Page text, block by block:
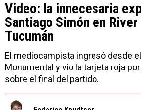
Video: la innecesaria
Santiago Simón en
Tucumán
El mediocampista ingresó desde
Monumental y vio la tarjeta roja
sobre el final del partido.